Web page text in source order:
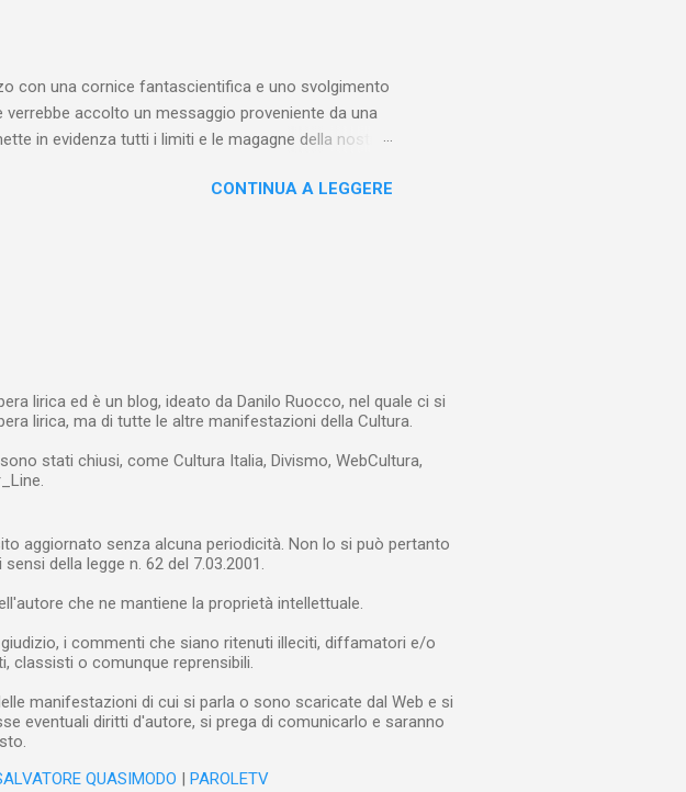
la propria anima . Abituato, se sincero, a dare
con una cornice fantascientifica e uno svolgimento
accolto un messaggio proveniente da una
in evidenza tutti i limiti e le magagne della nostra
Progetto denominato la Voce del padrone con il
CONTINUA A LEGGERE
lirica ed è un blog, ideato da Danilo Ruocco, nel quale ci si
lirica, ma di tutte le altre manifestazioni della Cultura.
stati chiusi, come Cultura Italia, Divismo, WebCultura,
aggiornato senza alcuna periodicità. Non lo si può pertanto
della legge n. 62 del 7.03.2001.
che ne mantiene la proprietà intellettuale.
i commenti che siano ritenuti illeciti, diffamatori e/o
classisti o comunque reprensibili.
manifestazioni di cui si parla o sono scaricate dal Web e si
eventuali diritti d'autore, si prega di comunicarlo e saranno
QUASIMODO | PAROLETV